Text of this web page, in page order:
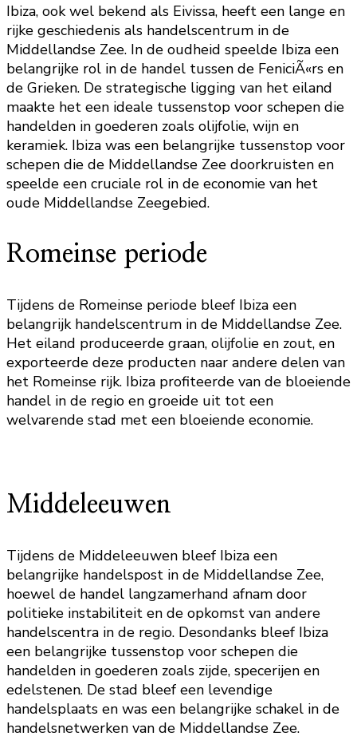
Ibiza, ook wel bekend als Eivissa, heeft een lange en
rijke geschiedenis als handelscentrum in de
Middellandse Zee. In de oudheid speelde Ibiza een
belangrijke rol in de handel tussen de FeniciÃ«rs en
de Grieken. De strategische ligging van het eiland
maakte het een ideale tussenstop voor schepen die
handelden in goederen zoals olijfolie, wijn en
keramiek. Ibiza was een belangrijke tussenstop voor
schepen die de Middellandse Zee doorkruisten en
speelde een cruciale rol in de economie van het
oude Middellandse Zeegebied.
Romeinse periode
Tijdens de Romeinse periode bleef Ibiza een
belangrijk handelscentrum in de Middellandse Zee.
Het eiland produceerde graan, olijfolie en zout, en
exporteerde deze producten naar andere delen van
het Romeinse rijk. Ibiza profiteerde van de bloeiende
handel in de regio en groeide uit tot een
welvarende stad met een bloeiende economie.
Middeleeuwen
Tijdens de Middeleeuwen bleef Ibiza een
belangrijke handelspost in de Middellandse Zee,
hoewel de handel langzamerhand afnam door
politieke instabiliteit en de opkomst van andere
handelscentra in de regio. Desondanks bleef Ibiza
een belangrijke tussenstop voor schepen die
handelden in goederen zoals zijde, specerijen en
edelstenen. De stad bleef een levendige
handelsplaats en was een belangrijke schakel in de
handelsnetwerken van de Middellandse Zee.